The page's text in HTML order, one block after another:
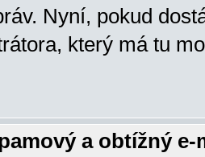
Nyní, pokud
který má tu
a obtížný